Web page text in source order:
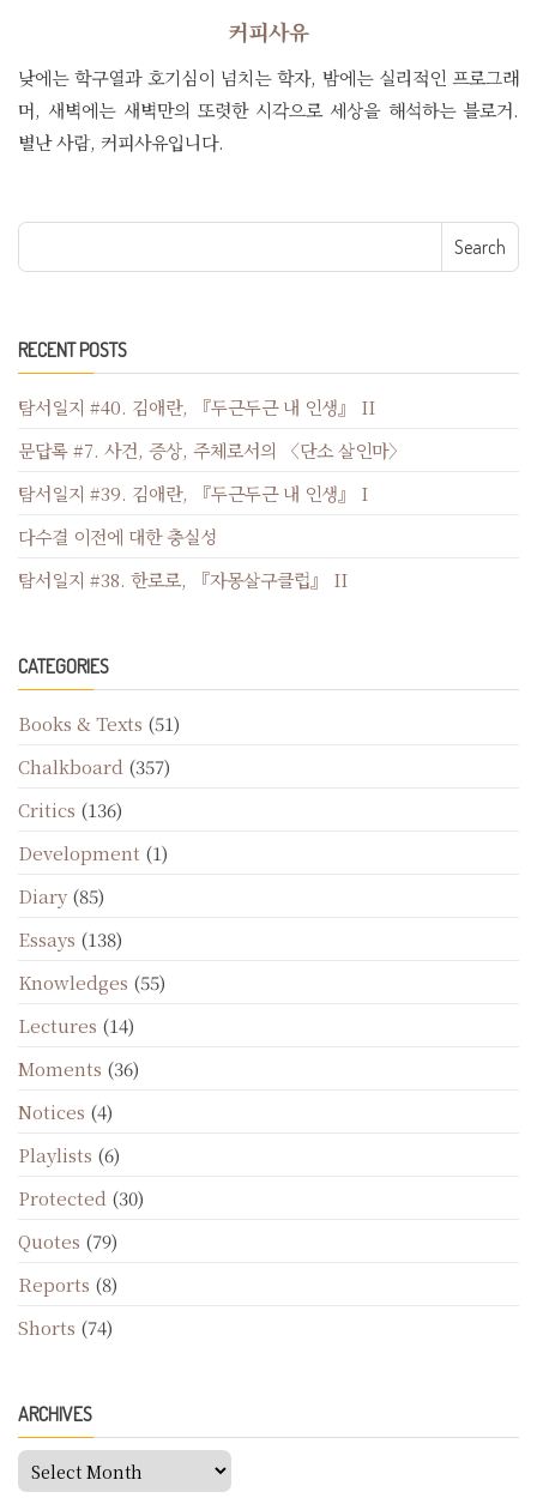
커피사유
낮에는 학구열과 호기심이 넘치는 학자, 밤에는 실리적인 프로그래
머, 새벽에는 새벽만의 또렷한 시각으로 세상을 해석하는 블로거.
별난 사람, 커피사유입니다.
RECENT POSTS
탐서일지 #40. 김애란, 『두근두근 내 인생』 II
문답록 #7. 사건, 증상, 주체로서의 〈단소 살인마〉
탐서일지 #39. 김애란, 『두근두근 내 인생』 I
다수결 이전에 대한 충실성
탐서일지 #38. 한로로, 『자몽살구클럽』 II
CATEGORIES
Books & Texts (51)
Chalkboard (357)
Critics (136)
Development (1)
Diary (85)
Essays (138)
Knowledges (55)
Lectures (14)
Moments (36)
Notices (4)
Playlists (6)
Protected (30)
Quotes (79)
Reports (8)
Shorts (74)
ARCHIVES
Archives